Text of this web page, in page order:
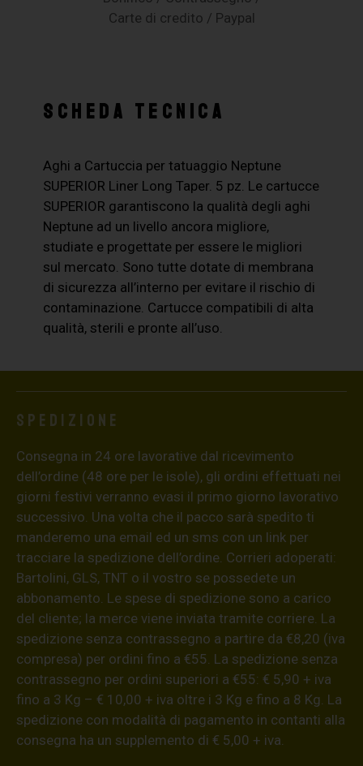
Carte di credito / Paypal
SCHEDA TECNICA
Aghi a Cartuccia per tatuaggio Neptune
SUPERIOR Liner Long Taper. 5 pz. Le cartucce
SUPERIOR garantiscono la qualità degli aghi
Neptune ad un livello ancora migliore,
studiate e progettate per essere le migliori
sul mercato. Sono tutte dotate di membrana
di sicurezza all’interno per evitare il rischio di
contaminazione. Cartucce compatibili di alta
qualità, sterili e pronte all’uso.
Spedizione
Consegna in 24 ore lavorative dal ricevimento
dell’ordine (48 ore per le isole), gli ordini effettuati nei
giorni festivi verranno evasi il primo giorno lavorativo
successivo. Una volta che il pacco sarà spedito ti
manderemo una email ed un sms con un link per
tracciare la spedizione dell’ordine. Corrieri adoperati:
Bartolini, GLS, TNT o il vostro se possedete un
abbonamento. Le spese di spedizione sono a carico
del cliente; la merce viene inviata tramite corriere. La
spedizione senza contrassegno a partire da €8,20 (iva
compresa) per ordini fino a €55. La spedizione senza
contrassegno per ordini superiori a €55: € 5,90 + iva
fino a 3 Kg – € 10,00 + iva oltre i 3 Kg e fino a 8 Kg. La
spedizione con modalità di pagamento in contanti alla
consegna ha un supplemento di € 5,00 + iva.